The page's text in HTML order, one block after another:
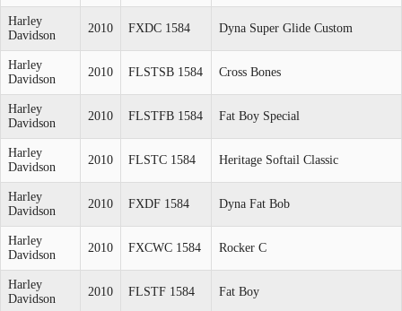
Harley
Davidson
2010 FXDC 1584 Dyna Super Glide Custom
Harley
Davidson
2010 FLSTSB 1584 Cross Bones
Harley
Davidson
2010 FLSTFB 1584 Fat Boy Special
Harley
Davidson
2010 FLSTC 1584 Heritage Softail Classic
Harley
Davidson
2010 FXDF 1584 Dyna Fat Bob
Harley
Davidson
2010 FXCWC 1584 Rocker C
Harley
Davidson
2010 FLSTF 1584 Fat Boy